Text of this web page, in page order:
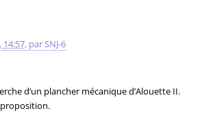
14:57, parSNJ-6
d’un plancher mécanique d’Alouette II.